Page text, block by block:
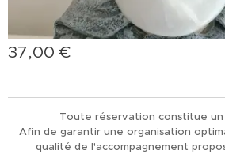
37,00 €
Toute réservation constitue
Afin de garantir une organisation
qualité de l'accompagnement